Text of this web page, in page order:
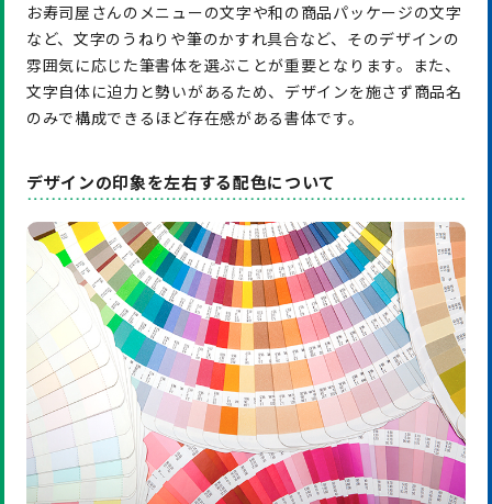
お寿司屋さんのメニューの文字や和の商品パッケージの文字
など、文字のうねりや筆のかすれ具合など、そのデザインの
雰囲気に応じた筆書体を選ぶことが重要となります。また、
文字自体に迫力と勢いがあるため、デザインを施さず商品名
のみで構成できるほど存在感がある書体です。
デザインの印象を左右する配色について